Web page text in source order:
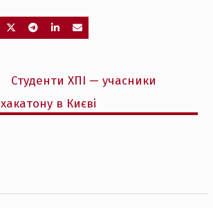
Попередній
запис:
Студенти ХПІ — учасники
в Києві